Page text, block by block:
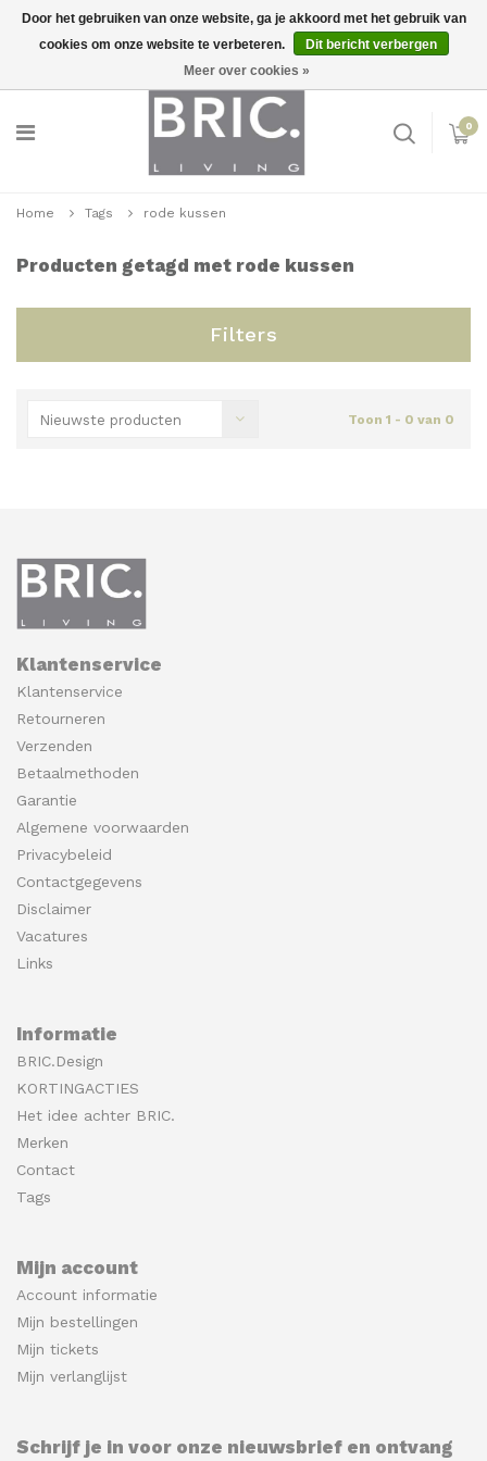
Inloggen
0
Home Tags rode kussen
Producten getagd met rode kussen
Filters
Nieuwste producten Toon 1 - 0 van 0
Klantenservice
Klantenservice
Retourneren
Verzenden
Betaalmethoden
Garantie
Algemene voorwaarden
Privacybeleid
Contactgegevens
Disclaimer
Vacatures
Links
Informatie
BRIC.Design
KORTINGACTIES
Het idee achter BRIC.
Merken
Contact
Tags
Mijn account
Account informatie
Mijn bestellingen
Mijn tickets
Mijn verlanglijst
Schrijf je in voor onze nieuwsbrief en ontvang
Door het gebruiken van onze website, ga je akkoord met het gebruik van
cookies om onze website te verbeteren.
Dit bericht verbergen
Meer over cookies »